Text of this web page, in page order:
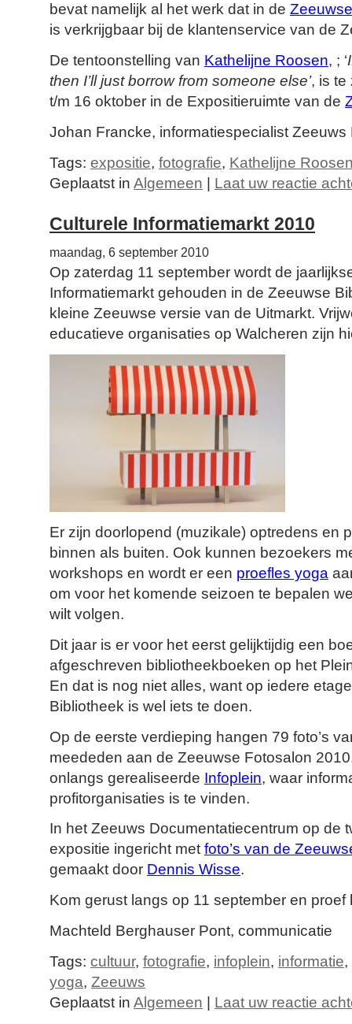
bevat namelijk al het werk dat in de
is verkrijgbaar bij de klantenservice van de
De tentoonstelling van Kathelijne Roosen, ; ‘
then I’ll just borrow from someone else’, is te
t/m 16 oktober in de Expositieruimte van de
Johan Francke, informatiespecialist
Tags: expositie, fotografie, Kathelijne
Geplaatst in Algemeen | Laat uw reactie
Culturele Informatiemarkt 2010
maandag, 6 september 2010
Op zaterdag 11 september wordt de
Informatiemarkt gehouden in de Zeeuwse
kleine Zeeuwse versie van de Uitmarkt.
educatieve organisaties op Walcheren zijn
Er zijn doorlopend (muzikale) optredens en
binnen als buiten. Ook kunnen bezoekers
workshops en wordt er een proefles yoga
om voor het komende seizoen te bepalen
wilt volgen.
Dit jaar is er voor het eerst gelijktijdig een
afgeschreven bibliotheekboeken op het
En dat is nog niet alles, want op iedere
Bibliotheek is wel iets te doen.
Op de eerste verdieping hangen 79 foto’s
meededen aan de Zeeuwse Fotosalon
onlangs gerealiseerde Infoplein, waar
profitorganisaties is te vinden.
In het Zeeuws Documentatiecentrum op de
expositie ingericht met foto’s van de
gemaakt door Dennis Wisse.
Kom gerust langs op 11 september en
Machteld Berghauser Pont, communicatie
Tags: cultuur, fotografie, infoplein, informatie,
yoga, Zeeuws
Geplaatst in Algemeen | Laat uw reactie